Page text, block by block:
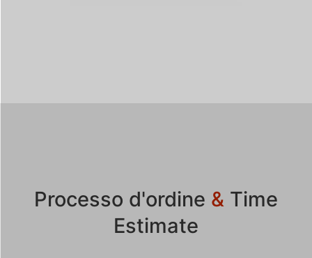
Processo d'ordine & Time
Estimate